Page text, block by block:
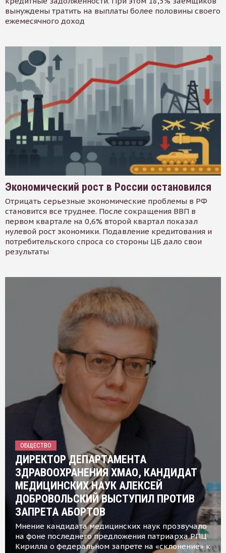
вынуждены тратить на выплаты более половины своего
ежемесячного доход
Экономический рост в России остановился
Отрицать серьезные экономические проблемы в РФ
становится все труднее. После сокращения ВВП в
первом квартале на 0,6% второй квартал показал
нулевой рост экономики. Подавление кредитования и
потребительского спроса со стороны ЦБ дало свои
результаты
ОБЩЕСТВО
ДИРЕКТОР ДЕПАРТАМЕНТА
ЗДРАВООХРАНЕНИЯ ХМАО, КАНДИДАТ
МЕДИЦИНСКИХ НАУК АЛЕКСЕЙ
ДОБРОВОЛЬСКИЙ ВЫСТУПИЛ ПРОТИВ
ЗАПРЕТА АБОРТОВ
Мнение кандидата медицинских наук прозвучало
на фоне последнего предложения патриарха РПЦ
Кирилла о федеральном запрете на «склонение» к